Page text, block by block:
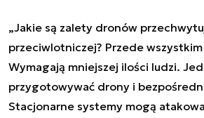
„Jakie są zalety dronów
przeciwlotniczej? Przede
Wymagają mniejszej ilości ludzi.
przygotowywać drony i
Stacjonarne systemy mogą